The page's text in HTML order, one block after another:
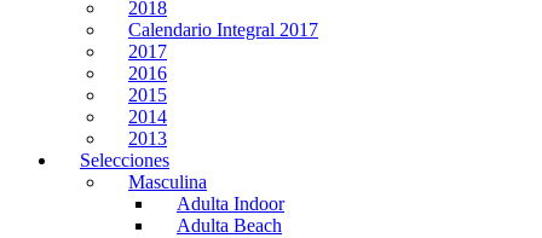
2018
Calendario Integral 2017
2017
2016
2015
2014
2013
Selecciones
Masculina
Adulta Indoor
Adulta Beach